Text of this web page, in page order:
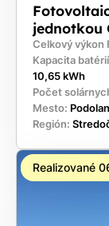
jednotkou
Celkový výkon
Kapacita
10,65 kWh
Počet
Mesto:
Región:
Realizované